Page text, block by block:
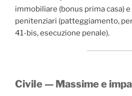
immobiliare (bonus prima casa)
penitenziari (patteggiamento,
41-bis, esecuzione penale).
Civile — Massime e